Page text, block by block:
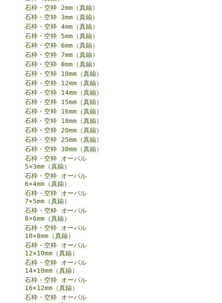
石枠・空枠 2mm（真鍮）
石枠・空枠 3mm（真鍮）
石枠・空枠 4mm（真鍮）
石枠・空枠 5mm（真鍮）
石枠・空枠 6mm（真鍮）
石枠・空枠 7mm（真鍮）
石枠・空枠 8mm（真鍮）
石枠・空枠 10mm（真鍮）
石枠・空枠 12mm（真鍮）
石枠・空枠 14mm（真鍮）
石枠・空枠 15mm（真鍮）
石枠・空枠 16mm（真鍮）
石枠・空枠 18mm（真鍮）
石枠・空枠 20mm（真鍮）
石枠・空枠 25mm（真鍮）
石枠・空枠 30mm（真鍮）
石枠・空枠 オーバル
5×3mm（真鍮）
石枠・空枠 オーバル
6×4mm（真鍮）
石枠・空枠 オーバル
7×5mm（真鍮）
石枠・空枠 オーバル
8×6mm（真鍮）
石枠・空枠 オーバル
10×8mm（真鍮）
石枠・空枠 オーバル
12×10mm（真鍮）
石枠・空枠 オーバル
14×10mm（真鍮）
石枠・空枠 オーバル
16×12mm（真鍮）
石枠・空枠 オーバル